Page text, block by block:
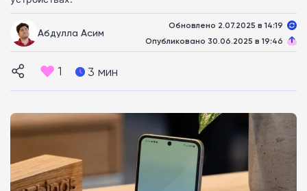
Абдулла Асим
Обновлено 2.07.2025 в 14:19
Опубликовано 30.06.2025 в 19:46
1 3 мин